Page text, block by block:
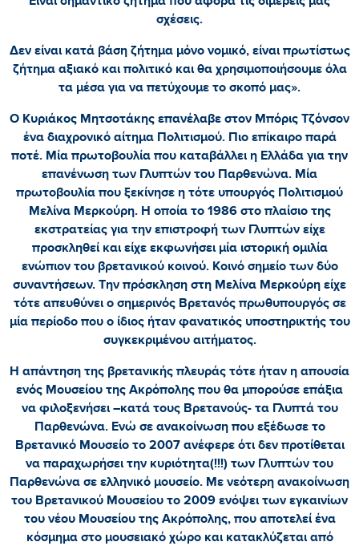
σχέσεις.
Δεν είναι κατά βάση ζήτημα μόνο νομικό, είναι πρωτίστως
ζήτημα αξιακό και πολιτικό και θα χρησιμοποιήσουμε όλα
τα μέσα για να πετύχουμε το σκοπό μας».
Ο Κυριάκος Μητσοτάκης επανέλαβε στον Μπόρις Τζόνσον
ένα διαχρονικό αίτημα Πολιτισμού. Πιο επίκαιρο παρά
ποτέ. Μία πρωτοβουλία που καταβάλλει η Ελλάδα για την
επανένωση των Γλυπτών του Παρθενώνα. Μία
πρωτοβουλία που ξεκίνησε η τότε υπουργός Πολιτισμού
Μελίνα Μερκούρη. Η οποία το 1986 στο πλαίσιο της
εκστρατείας για την επιστροφή των Γλυπτών είχε
προσκληθεί και είχε εκφωνήσει μία ιστορική ομιλία
ενώπιον του βρετανικού κοινού. Κοινό σημείο των δύο
συναντήσεων. Την πρόσκληση στη Μελίνα Μερκούρη είχε
τότε απευθύνει ο σημερινός Βρετανός πρωθυπουργός σε
μία περίοδο που ο ίδιος ήταν φανατικός υποστηρικτής του
συγκεκριμένου αιτήματος.
Η απάντηση της βρετανικής πλευράς τότε ήταν η απουσία
ενός Μουσείου της Ακρόπολης που θα μπορούσε επάξια
να φιλοξενήσει –κατά τους Βρετανούς- τα Γλυπτά του
Παρθενώνα. Ενώ σε ανακοίνωση που εξέδωσε το
Βρετανικό Μουσείο το 2007 ανέφερε ότι δεν προτίθεται
να παραχωρήσει την κυριότητα(!!!) των Γλυπτών του
Παρθενώνα σε ελληνικό μουσείο. Με νεότερη ανακοίνωση
του Βρετανικού Μουσείου το 2009 ενόψει των εγκαινίων
του νέου Μουσείου της Ακρόπολης, που αποτελεί ένα
κόσμημα στο μουσειακό χώρο και κατακλύζεται από